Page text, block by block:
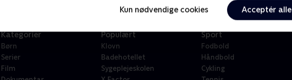
Kun nødvendige cookies Acceptér alle
Kategorier
Børn
Serier
Film
Populært
Klovn
Badehotellet
Sygeplejeskolen
Sport
Fodbold
Håndbold
Cykling